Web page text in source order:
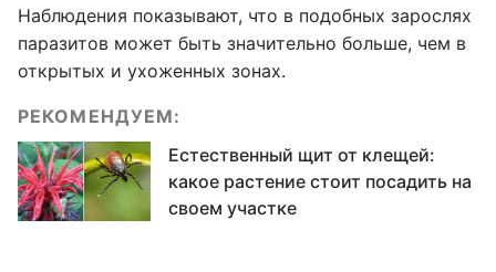
Наблюдения показывают, что в подобных зарослях
паразитов может быть значительно больше, чем в
открытых и ухоженных зонах.
РЕКОМЕНДУЕМ:
Естественный щит от клещей:
какое растение стоит посадить на
своем участке